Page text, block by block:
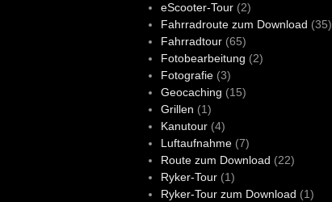
eScooter-Tour(2)
Fahrradroute zum Download (35)
Fahrradtour(65)
Fotobearbeitung (2)
Fotografie(3)
Geocaching (15)
Grillen (1)
Kanutour(4)
Luftaufnahme(7)
Route zum Download (22)
Ryker-Tour(1)
Ryker-Tour zum Download (1)